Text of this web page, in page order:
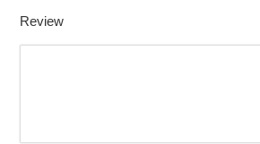
Review